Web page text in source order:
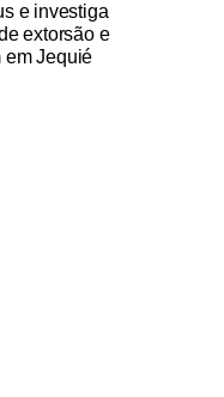
e investiga
extorsão e
em Jequié